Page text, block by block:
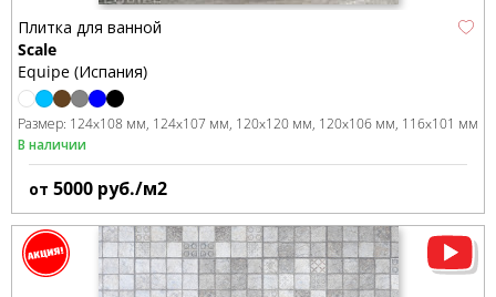
Плитка для ванной
Scale
Equipe (Испания)
Размер: 124x108 мм 124x107 мм 120x120 мм 120x106 мм 116x101 мм
В наличии
от 5000 руб./м2